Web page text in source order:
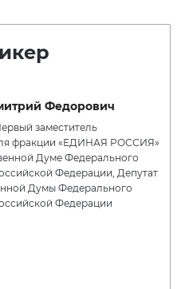
Федорович
заместитель
фракции «ЕДИНАЯ РОССИЯ»
Думе Федерального
Федерации, Депутат
Думы Федерального
Федерации